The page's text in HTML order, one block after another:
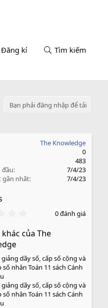
Đăng kí Tìm kiếm
Bạn phải đăng nhập để tải
The Knowledge
0
483
đầu
7/4/23
gần nhất
7/4/23
0
0
o
0 đánh giá
khác của The
liệu
giảng dãy số, cấp số cộng và
số nhân Toán 11 sách Cánh
giảng dãy số, cấp số cộng và
số nhân Toán 11 sách Cánh